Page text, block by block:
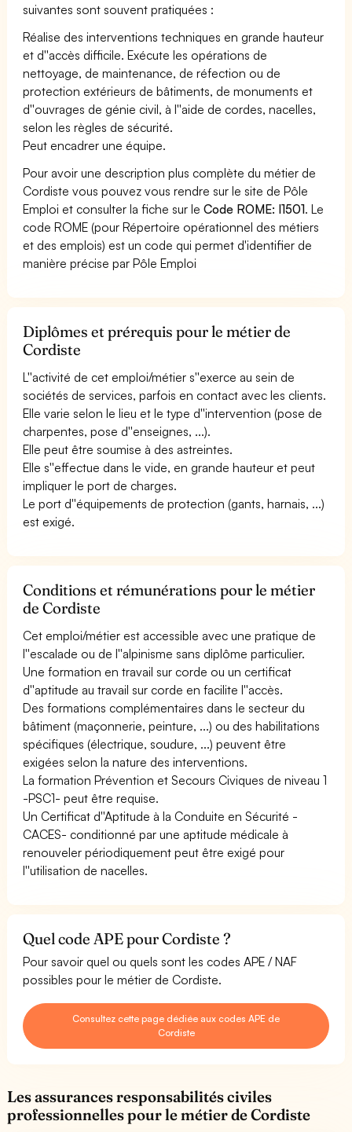
suivantes sont souvent pratiquées :
Réalise des interventions techniques en grande hauteur
et d''accès difficile. Exécute les opérations de
nettoyage, de maintenance, de réfection ou de
protection extérieurs de bâtiments, de monuments et
d''ouvrages de génie civil, à l''aide de cordes, nacelles,
selon les règles de sécurité.
Peut encadrer une équipe.
Pour avoir une description plus complète du métier de
Cordiste vous pouvez vous rendre sur le site de Pôle
Emploi et consulter la fiche sur leCode ROME: I1501. Le
code ROME (pour Répertoire opérationnel des métiers
et des emplois) est un code qui permet d'identifier de
manière précise par Pôle Emploi
Diplômes et prérequis pour le métier de
Cordiste
L''activité de cet emploi/métier s''exerce au sein de
sociétés de services, parfois en contact avec les clients.
Elle varie selon le lieu et le type d''intervention (pose de
charpentes, pose d''enseignes, ...).
Elle peut être soumise à des astreintes.
Elle s''effectue dans le vide, en grande hauteur et peut
impliquer le port de charges.
Le port d''équipements de protection (gants, harnais, ...)
est exigé.
Conditions et rémunérations pour le métier
de Cordiste
Cet emploi/métier est accessible avec une pratique de
l''escalade ou de l''alpinisme sans diplôme particulier.
Une formation en travail sur corde ou un certificat
d''aptitude au travail sur corde en facilite l''accès.
Des formations complémentaires dans le secteur du
bâtiment (maçonnerie, peinture, ...) ou des habilitations
spécifiques (électrique, soudure, ...) peuvent être
exigées selon la nature des interventions.
La formation Prévention et Secours Civiques de niveau 1
-PSC1- peut être requise.
Un Certificat d''Aptitude à la Conduite en Sécurité -
CACES- conditionné par une aptitude médicale à
renouveler périodiquement peut être exigé pour
l''utilisation de nacelles.
Quel code APE pour Cordiste ?
Pour savoir quel ou quels sont les codes APE / NAF
possibles pour le métier de Cordiste.
Consultez cette page dédiée aux codes APE de
Cordiste
Les assurances responsabilités civiles
professionnelles pour le métier de Cordiste